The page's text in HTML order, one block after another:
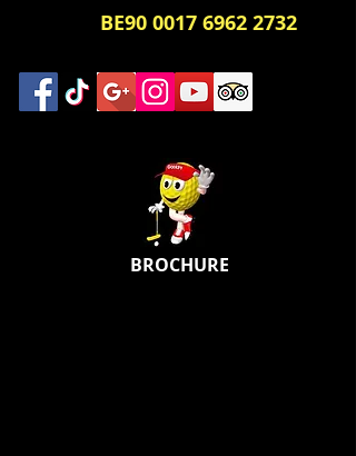
BE90 0017 6962 2732
BROCHURE